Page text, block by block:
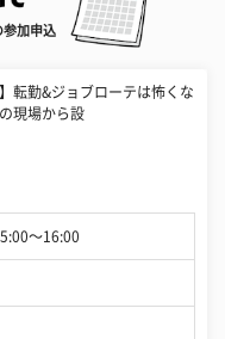
参加申込
】転勤&ジョブローテは怖くな
現場から設
〜16:00